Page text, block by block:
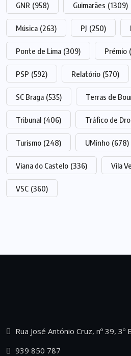
GNR (958) Guimarães (1309)
Música (263) PJ (250)
Ponte de Lima (309) Prémio
PSP (592) Relatório (570)
SC Braga (535) Terras de
Tribunal (406) Tráfico de
Turismo (248) UMinho (678)
Viana do Castelo (336) Vila
VSC (360)
Rua José António Cruz, nº 39,
939 850 787